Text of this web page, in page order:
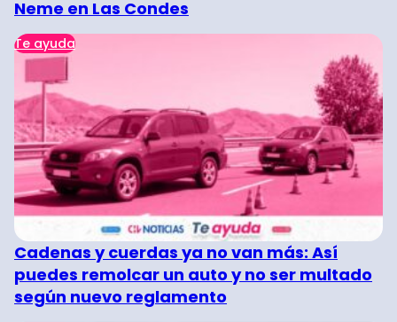
Neme en Las Condes
Te ayuda
Cadenas y cuerdas ya no van más: Así
puedes remolcar un auto y no ser multado
según nuevo reglamento